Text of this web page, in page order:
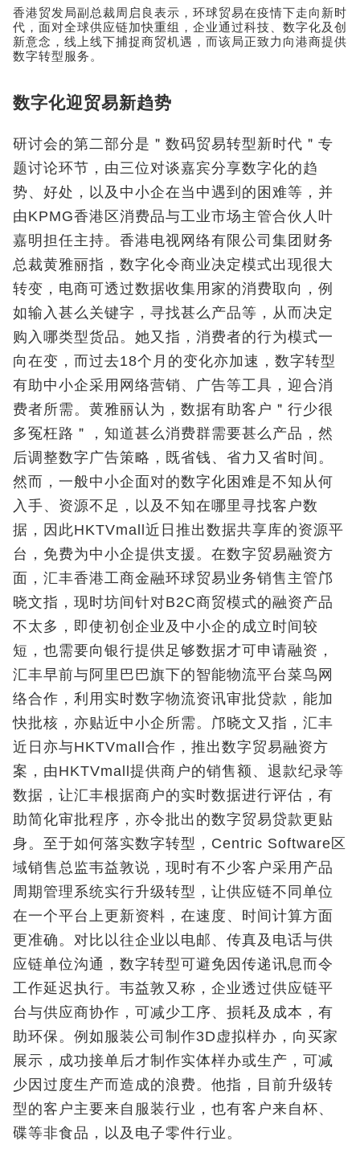
香港贸发局副总裁周启良表示，环球贸易在疫情下走向新时
代，面对全球供应链加快重组，企业通过科技、数字化及创
新意念，线上线下捕捉商贸机遇，而该局正致力向港商提供
数字转型服务。
数字化迎贸易新趋势
研讨会的第二部分是＂数码贸易转型新时代＂专
题讨论环节，由三位对谈嘉宾分享数字化的趋
势、好处，以及中小企在当中遇到的困难等，并
由KPMG香港区消费品与工业市场主管合伙人叶
嘉明担任主持。香港电视网络有限公司集团财务
总裁黄雅丽指，数字化令商业决定模式出现很大
转变，电商可透过数据收集用家的消费取向，例
如输入甚么关键字，寻找甚么产品等，从而决定
购入哪类型货品。她又指，消费者的行为模式一
向在变，而过去18个月的变化亦加速，数字转型
有助中小企采用网络营销、广告等工具，迎合消
费者所需。黄雅丽认为，数据有助客户＂行少很
多冤枉路＂，知道甚么消费群需要甚么产品，然
后调整数字广告策略，既省钱、省力又省时间。
然而，一般中小企面对的数字化困难是不知从何
入手、资源不足，以及不知在哪里寻找客户数
据，因此HKTVmall近日推出数据共享库的资源平
台，免费为中小企提供支援。在数字贸易融资方
面，汇丰香港工商金融环球贸易业务销售主管邝
晓文指，现时坊间针对B2C商贸模式的融资产品
不太多，即使初创企业及中小企的成立时间较
短，也需要向银行提供足够数据才可申请融资，
汇丰早前与阿里巴巴旗下的智能物流平台菜鸟网
络合作，利用实时数字物流资讯审批贷款，能加
快批核，亦贴近中小企所需。邝晓文又指，汇丰
近日亦与HKTVmall合作，推出数字贸易融资方
案，由HKTVmall提供商户的销售额、退款纪录等
数据，让汇丰根据商户的实时数据进行评估，有
助简化审批程序，亦令批出的数字贸易贷款更贴
身。至于如何落实数字转型，Centric Software区
域销售总监韦益敦说，现时有不少客户采用产品
周期管理系统实行升级转型，让供应链不同单位
在一个平台上更新资料，在速度、时间计算方面
更准确。对比以往企业以电邮、传真及电话与供
应链单位沟通，数字转型可避免因传递讯息而令
工作延迟执行。韦益敦又称，企业透过供应链平
台与供应商协作，可减少工序、损耗及成本，有
助环保。例如服装公司制作3D虚拟样办，向买家
展示，成功接单后才制作实体样办或生产，可减
少因过度生产而造成的浪费。他指，目前升级转
型的客户主要来自服装行业，也有客户来自杯、
碟等非食品，以及电子零件行业。